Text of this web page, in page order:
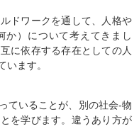
ドワークを通して、人格や
か）について考えてきまし
に依存する存在としての人
います。
ていることが、別の社会-物
を学びます。違うあり方が